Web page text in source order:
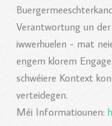
Verantwortung un
iwwerhuelen - mat
engem klorem
schwéiere Kontext
verteidegen.
Méi Informatiounen: